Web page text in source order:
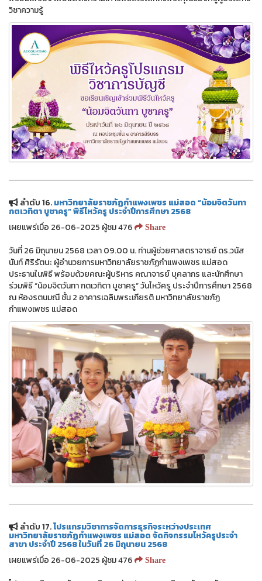
วิชาความรู้
ลำดับ 16.มหาวิทยาลัยราชภัฏกำแพงเพชร แม่สอด “น้อมจิตวันทา
กตเวทิตา บูชาครู” พิธีไหว้ครู ประจำปีการศึกษา 2568
เผยแพร่เมื่อ 26-06-2025 ผู้ชม 476
Share
วันที่ 26 มิถุนายน 2568 เวลา 09.00 น. ท่านผู้ช่วยศาสตราจารย์ ดร.วนัส
นันท์ ศิริรัตนะ ผู้อำนวยการมหาวิทยาลัยราชภัฏกำแพงเพชร แม่สอด
ประธานในพิธี พร้อมด้วยคณะผู้บริหาร คณาจารย์ บุคลากร และนักศึกษา
ร่วมพิธี “น้อมจิตวันทา กตเวทิตา บูชาครู” วันไหว้ครู ประจำปีการศึกษา 2568
ณ ห้องรตนมณี ชั้น 2 อาคารเฉลิมพระเกียรติ มหาวิทยาลัยราชภัฏ
กำแพงเพชร แม่สอด
ลำดับ 17.โปรแกรมวิชาการจัดการธุรกิจระหว่างประเทศ
มหาวิทยาลัยราชภัฏกำแพงเพชร แม่สอด จัดกิจกรรมไหว้ครูประจำ
สาขา ประจำปี 2568 ในวันที่ 26 มิถุนายน 2568
เผยแพร่เมื่อ 26-06-2025 ผู้ชม 476
Share